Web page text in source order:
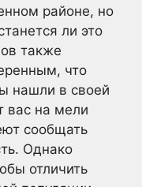
районе, но
ли это
также
что
нашли в своей
вас на мели
сообщать
Однако
отличить